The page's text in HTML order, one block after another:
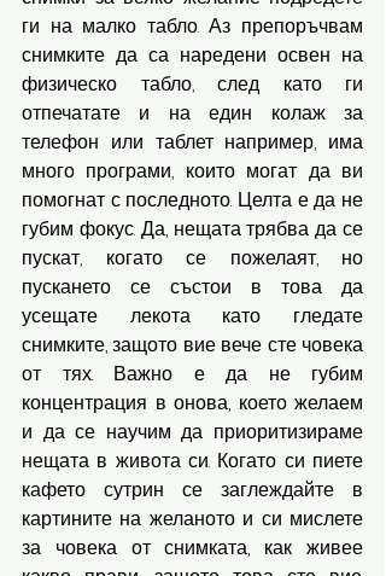
ги на малко табло. Аз препоръчвам
снимките да са наредени освен на
физическо табло, след като ги
отпечатате и на един колаж за
телефон или таблет например, има
много програми, които могат да ви
помогнат с последното. Целта е да не
губим фокус. Да, нещата трябва да се
пускат, когато се пожелаят, но
пускането се състои в това да
усещате лекота като гледате
снимките, защото вие вече сте човека
от тях. Важно е да не губим
концентрация в онова, което желаем
и да се научим да приоритизираме
нещата в живота си. Когато си пиете
кафето сутрин се заглеждайте в
картините на желаното и си мислете
за човека от снимката, как живее